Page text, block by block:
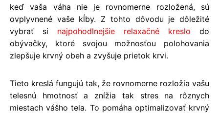
keď vaša váha nie je rovnomerne rozložená, sú
ovplyvnené vaše kĺby. Z tohto dôvodu je dôležité
vybrať si najpohodlnejšie relaxačné kreslo do
obývačky, ktoré svojou možnosťou polohovania
zlepšuje krvný obeh a zvyšuje prietok krvi.
Tieto kreslá fungujú tak, že rovnomerne rozložia vašu
telesnú hmotnosť a znížia tak stres na rôznych
miestach vášho tela. To pomáha optimalizovať krvný